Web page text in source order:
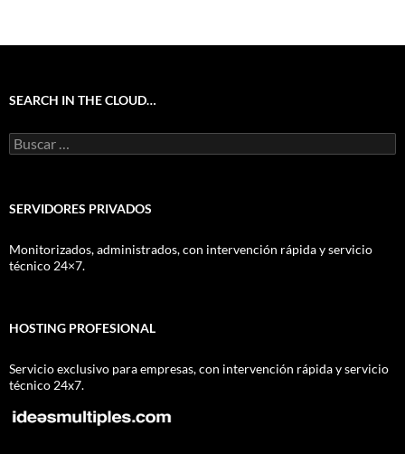
SEARCH IN THE CLOUD…
Buscar:
SERVIDORES PRIVADOS
Monitorizados, administrados, con intervención rápida y servicio
técnico 24×7.
HOSTING PROFESIONAL
Servicio exclusivo para empresas, con intervención rápida y servicio
técnico 24x7.